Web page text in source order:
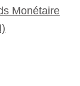
Monétaire